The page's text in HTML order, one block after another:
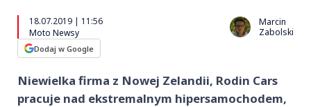
18.07.2019 | 11:56
Moto Newsy
Dodaj w Google
Marcin
Zabolski
Niewielka firma z Nowej Zelandii, Rodin Cars
pracuje nad ekstremalnym hipersamochodem,